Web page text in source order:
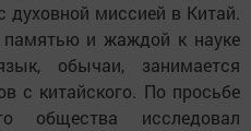
духовной миссией в Китай.
и жаждой к науке
обычаи, занимается
с китайского. По просьбе
общества исследовал